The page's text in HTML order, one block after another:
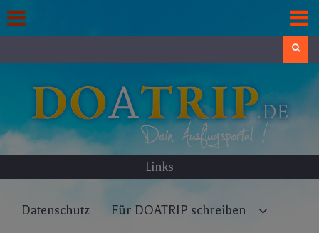
to
content
Links
Datenschutz Für DOATRIP schreiben